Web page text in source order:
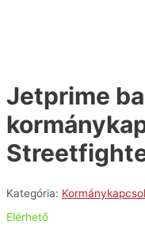
Jetprime
Kategória:
Elérhető